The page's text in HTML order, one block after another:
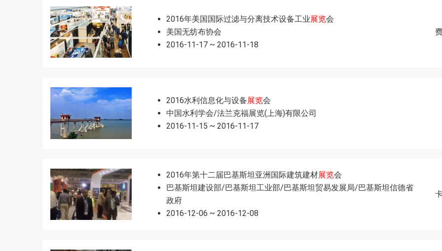
2016年美国国际过滤与分离技术设备工业展览会
美国无纺布协会
2016-11-17 ~ 2016-11-18
2016水利信息化与设备展览会
中国水利学会/法兰克福展览(上海)有限公司
2016-11-15 ~ 2016-11-17
2016年第十二届巴基斯坦亚洲国际建筑建材展览会
巴基斯坦建设部/巴基斯坦工业部/巴基斯坦贸易发展局/巴基斯坦信德省
政府
2016-12-06 ~ 2016-12-08